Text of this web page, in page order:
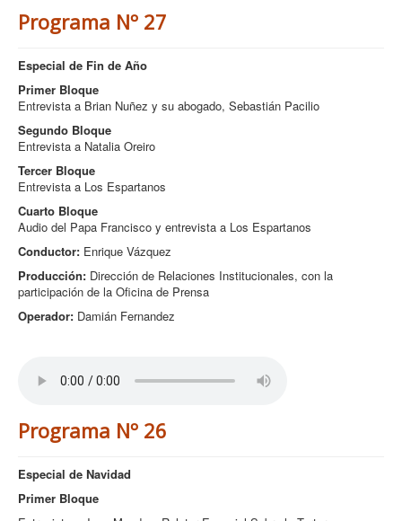
Programa Nº 27
Especial de Fin de Año
Primer Bloque
Entrevista a Brian Nuñez y su abogado, Sebastián Pacilio
Segundo Bloque
Entrevista a Natalia Oreiro
Tercer Bloque
Entrevista a Los Espartanos
Cuarto Bloque
Audio del Papa Francisco y entrevista a Los Espartanos
Conductor: Enrique Vázquez
Producción: Dirección de Relaciones Institucionales, con la
participación de la Oficina de Prensa
Operador: Damián Fernandez
Programa Nº 26
Especial de Navidad
Primer Bloque